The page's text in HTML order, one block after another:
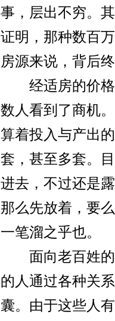
事，层出不穷。
证明，那种数百
房源来说，背后
经适房的价格
数人看到了商机
算着投入与产出
套，甚至多套。
进去，不过还是
那么先放着，要
一笔溜之乎也。
面向老百姓的
的人通过各种关
囊。由于这些人